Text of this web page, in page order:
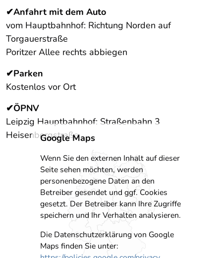
✔Anfahrt mit dem Auto
vom Hauptbahnhof: Richtung Norden auf
Torgauerstraße
Poritzer Allee rechts abbiegen
✔Parken
Kostenlos vor Ort
✔ÖPNV
Leipzig Hauptbahnhof: Straßenbahn 3
Heisenbergstraße
Google Maps
Wenn Sie den externen Inhalt auf dieser
Seite sehen möchten, werden
personenbezogene Daten an den
Betreiber gesendet und ggf. Cookies
gesetzt. Der Betreiber kann Ihre Zugriffe
speichern und Ihr Verhalten analysieren.
Die Datenschutzerklärung von Google
Maps finden Sie unter: